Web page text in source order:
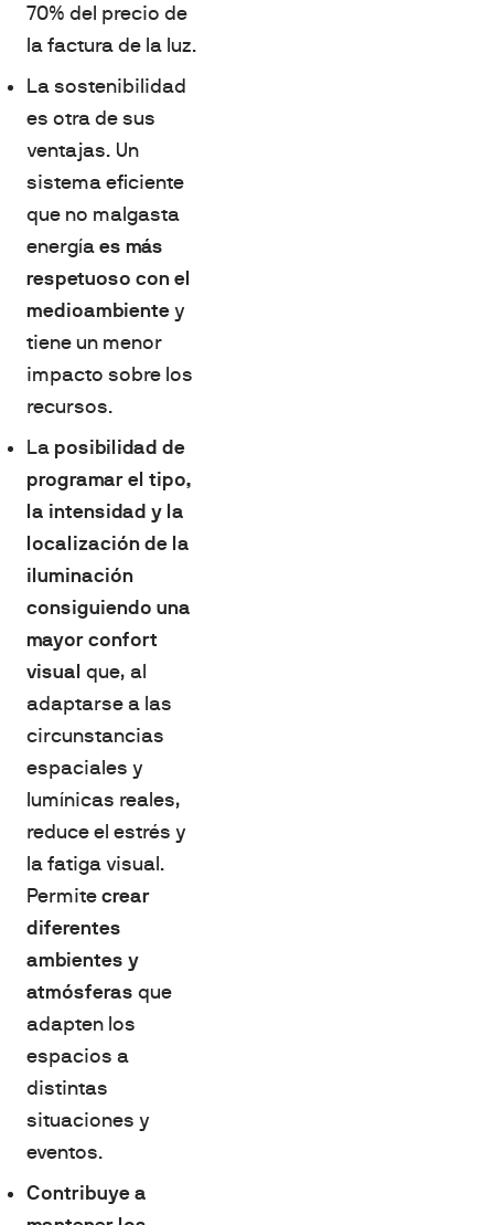
70% del precio de
la factura de la luz.
La sostenibilidad
es otra de sus
ventajas. Un
sistema eficiente
que no malgasta
energía es más
respetuoso con el
medioambiente y
tiene un menor
impacto sobre los
recursos.
La posibilidad de
programar el tipo,
la intensidad y la
localización de la
iluminación
consiguiendo una
mayor confort
visual que, al
adaptarse a las
circunstancias
espaciales y
lumínicas reales,
reduce el estrés y
la fatiga visual.
Permite crear
diferentes
ambientes y
atmósferas que
adapten los
espacios a
distintas
situaciones y
eventos.
Contribuye a